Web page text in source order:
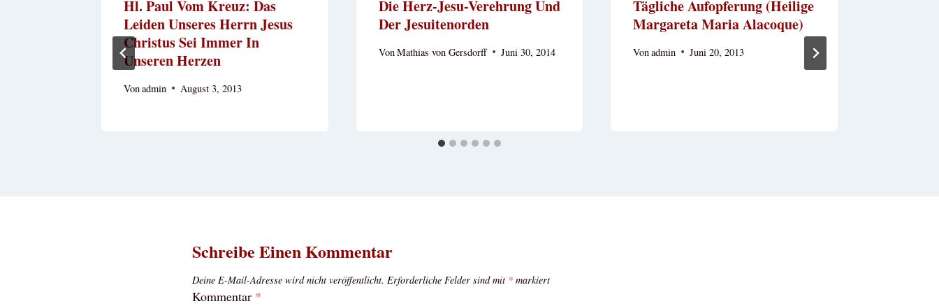
Hl. Paul Vom Kreuz: Das
Leiden Unseres Herrn Jesus
Christus Sei Immer In
Unseren Herzen
Vonadmin August 3, 2013
Die Herz-Jesu-Verehrung Und
Der Jesuitenorden
VonMathias von Gersdorff Juni 30, 2014
Tägliche Aufopferung (Heilige
Margareta Maria Alacoque)
Vonadmin Juni 20, 2013
Schreibe Einen Kommentar
Deine E-Mail-Adresse wird nicht veröffentlicht. Erforderliche Felder sind mit * markiert
Kommentar *